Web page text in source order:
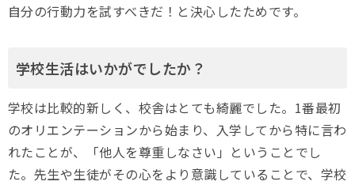
自分の行動力を試すべきだ！と決心したためです。
学校生活はいかがでしたか？
学校は比較的新しく、校舎はとても綺麗でした。1番最初
のオリエンテーションから始まり、入学してから特に言わ
れたことが、「他人を尊重しなさい」ということでし
た。先生や生徒がその心をより意識していることで、学校